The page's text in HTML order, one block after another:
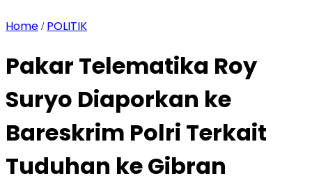
Home / POLITIK
Pakar Telematika Roy
Suryo Diaporkan ke
Bareskrim Polri Terkait
Tuduhan ke Gibran